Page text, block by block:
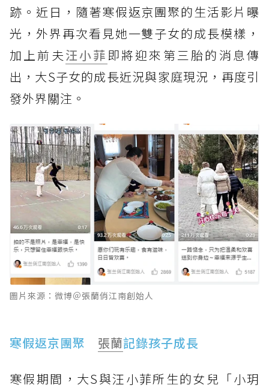
跡。近日，隨著寒假返京團聚的生活影片曝
光，外界再次看見她一雙子女的成長模樣，
加上前夫汪小菲 即將迎來第三胎的消息傳
出，大S子女的成長近況與家庭現況，再度引
發外界關注。
圖片來源：微博＠張蘭俏江南創始人
寒假返京團聚 張蘭記錄孩子成長
寒假期間，大S與汪小菲所生的女兒「小玥